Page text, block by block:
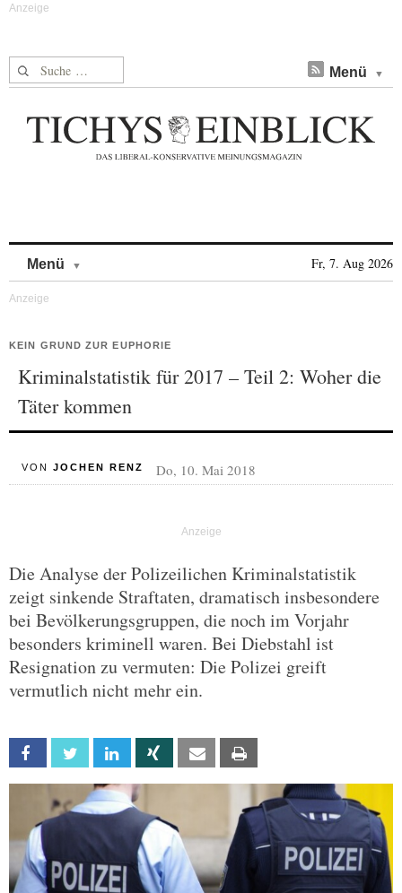
Suche nach: Menü
Menü Fr, 7. Aug 2026
KEIN GRUND ZUR EUPHORIE
Kriminalstatistik für 2017 – Teil 2: Woher die
Täter kommen
VON JOCHEN RENZ Do, 10. Mai 2018
Die Analyse der Polizeilichen Kriminalstatistik
zeigt sinkende Straftaten, dramatisch insbesondere
bei Bevölkerungsgruppen, die noch im Vorjahr
besonders kriminell waren. Bei Diebstahl ist
Resignation zu vermuten: Die Polizei greift
vermutlich nicht mehr ein.
Facebook Twitter Linkedin Xing Email